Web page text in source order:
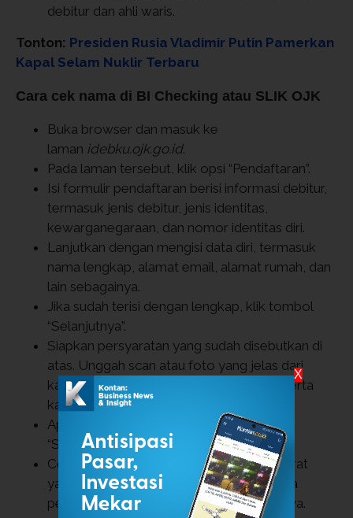
debitur dan ahli waris.
Tonton: Presiden Rusia Vladimir Putin Pamerkan
Kapal Selam Nuklir Terbaru
Cara cek nama di BI Checking atau SLIK OJK
Buka browser dan masuk ke
laman idebku.ojk.go.id.
Pada laman tersebut, klik opsi “Pendaftaran”.
Isi formulir pendaftaran berisi informasi debitur,
termasuk jenis debitur, jenis identitas,
kewarganegaraan, dan nomor identitas diri.
Lanjutkan dengan mengisi data diri, termasuk
nama lengkap, alamat email, alamat rumah, dan
lain sebagainya.
Jika sudah terisi dengan lengkap, klik tombol
“Selanjutnya”.
Siapkan persyaratan yang sudah disebutkan di
atas. Unggah scan atau foto yang jelas dari
kartu identitas, foto diri, dan foto diri beserta
kartu identitas sesuai dengan arahan.
Apabila semua foto sudah terunggah, klik
“Selanjutnya”.
Cek semua keterangan berisi seluruh syarat
yang diunggah sebagai pernyataan bahwa
persyaratan yang diserahkan benar adanya.
X